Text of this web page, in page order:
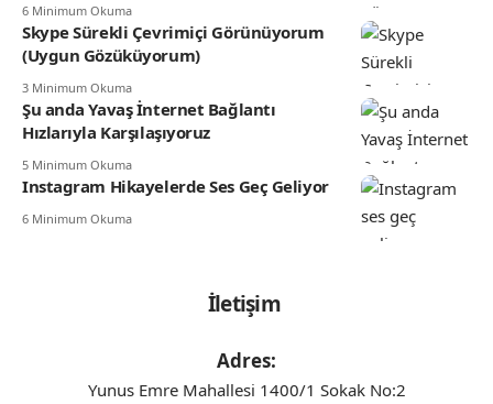
6 Minimum Okuma
Skype Sürekli Çevrimiçi Görünüyorum
(Uygun Gözüküyorum)
3 Minimum Okuma
Şu anda Yavaş İnternet Bağlantı
Hızlarıyla Karşılaşıyoruz
5 Minimum Okuma
Instagram Hikayelerde Ses Geç Geliyor
6 Minimum Okuma
İletişim
Adres:
Yunus Emre Mahallesi 1400/1 Sokak No:2